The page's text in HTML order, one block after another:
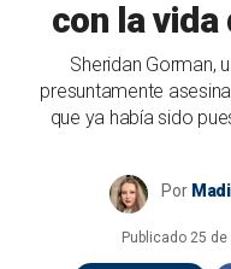
con la
Sheridan Gorman,
presuntamente
que ya había sido
Por
Publicado 25 de